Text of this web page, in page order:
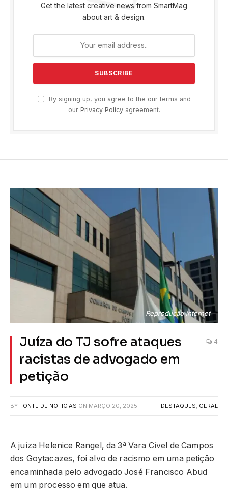
Get the latest creative news from SmartMag
about art & design.
By signing up, you agree to the our terms and
our Privacy Policyagreement.
Reprodução internet
Juíza do TJ sofre ataques
racistas de advogado em
petição
4
BY FONTE DE NOTICIAS ON MARÇO 20, 2025 DESTAQUES, GERAL
A juíza Helenice Rangel, da 3ª Vara Cível de Campos
dos Goytacazes, foi alvo de racismo em uma petição
encaminhada pelo advogado José Francisco Abud
em um processo em que atua.